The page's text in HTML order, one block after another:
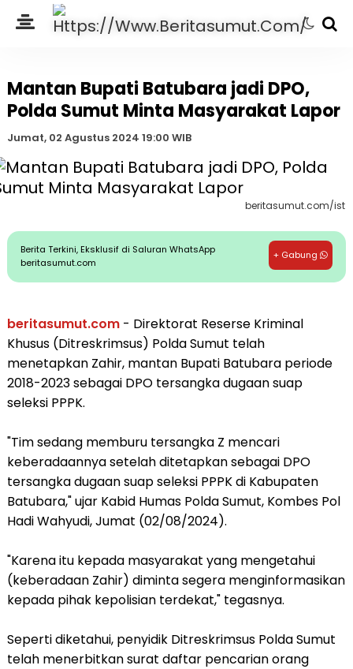
Mantan Bupati Batubara jadi DPO,
Polda Sumut Minta Masyarakat Lapor
Jumat, 02 Agustus 2024 19:00 WIB
beritasumut.com/ist
Berita Terkini, Eksklusif di Saluran WhatsApp
beritasumut.com
+ Gabung
beritasumut.com- Direktorat Reserse Kriminal
Khusus (Ditreskrimsus) Polda Sumut telah
menetapkan Zahir, mantan Bupati Batubara periode
2018-2023 sebagai DPO tersangka dugaan suap
seleksi PPPK.
"Tim sedang memburu tersangka Z mencari
keberadaannya setelah ditetapkan sebagai DPO
tersangka dugaan suap seleksi PPPK di Kabupaten
Batubara," ujar Kabid Humas Polda Sumut, Kombes Pol
Hadi Wahyudi, Jumat (02/08/2024).
"Karena itu kepada masyarakat yang mengetahui
(keberadaan Zahir) diminta segera menginformasikan
kepada pihak kepolisian terdekat," tegasnya.
Seperti diketahui, penyidik Ditreskrimsus Polda Sumut
telah menerbitkan surat daftar pencarian orang